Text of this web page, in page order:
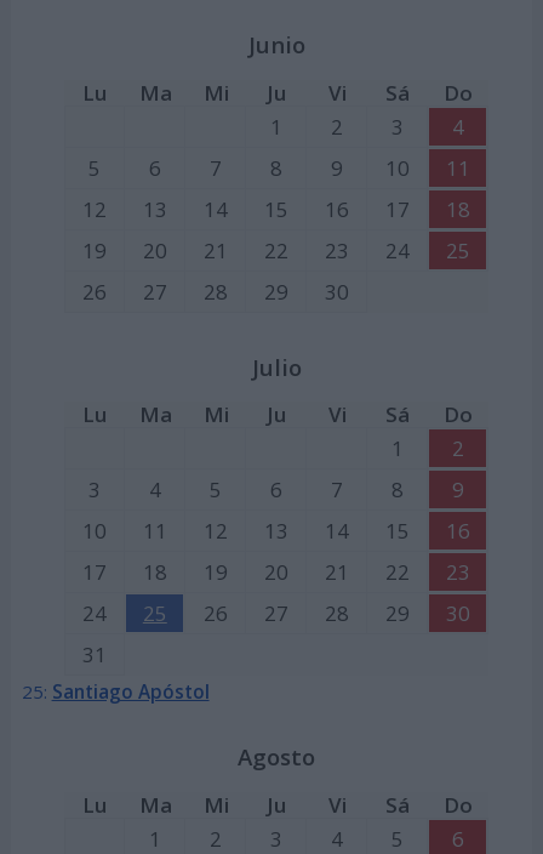
Junio
Lu Ma Mi Ju Vi Sá
Do
1
2 3
4
5
6 7 8 9 10
11
12
13 14 15 16 17
18
19
20 21 22 23 24
25
26
27 28 29 30
Julio
Lu Ma Mi Ju Vi Sá
Do
1
2
3
4 5 6 7 8
9
10
11 12 13 14 15
16
17
18 19 20 21 22
23
24
25 26 27 28 29
30
31
25: Santiago Apóstol
Agosto
Lu Ma Mi Ju Vi Sá
Do
1
2 3 4 5
6